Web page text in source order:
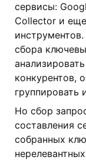
сервисы:
Collector и
сбора
конкурентов,
группировать
Но сбор
составления
собранных